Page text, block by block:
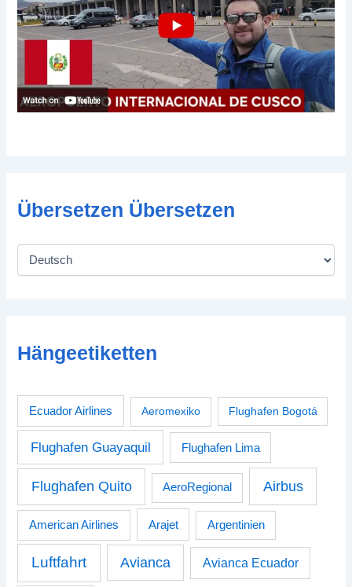
Übersetzen Übersetzen
Hängeetiketten
Ecuador Airlines Aeromexiko Flughafen Bogotá
Flughafen Guayaquil Flughafen Lima
Flughafen Quito AeroRegional Airbus
American Airlines Arajet Argentinien
Luftfahrt Avianca Avianca Ecuador